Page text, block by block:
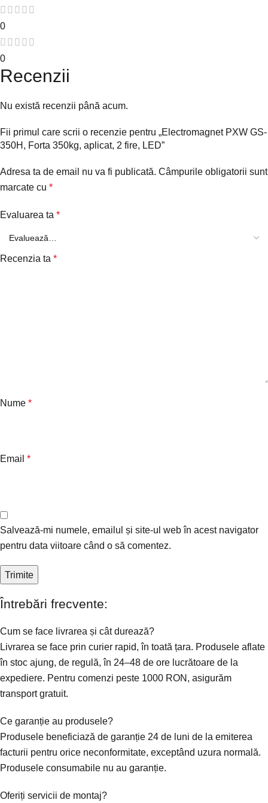
0
0
Recenzii
Nu există recenzii până acum.
Fii primul care scrii o recenzie pentru „Electromagnet PXW GS-
350H, Forta 350kg, aplicat, 2 fire, LED”
Adresa ta de email nu va fi publicată. Câmpurile obligatorii sunt
marcate cu *
Evaluarea ta *
Recenzia ta *
Nume *
Email *
Salvează-mi numele, emailul și site-ul web în acest navigator
pentru data viitoare când o să comentez.
Întrebări frecvente:
Cum se face livrarea și cât durează?
Livrarea se face prin curier rapid, în toată țara. Produsele aflate
în stoc ajung, de regulă, în 24–48 de ore lucrătoare de la
expediere. Pentru comenzi peste 1000 RON, asigurăm
transport gratuit.
Ce garanție au produsele?
Produsele beneficiază de garanție 24 de luni de la emiterea
facturii pentru orice neconformitate, exceptând uzura normală.
Produsele consumabile nu au garanție.
Oferiți servicii de montaj?